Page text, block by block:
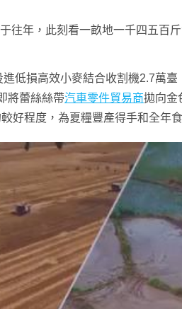
往年，此刻看一畝地一千四五百
進低損高效小麥結合收割機2.7萬臺
將蕾絲絲帶汽車零件貿易商拋向金
好程度，為夏糧豐產得手和全年